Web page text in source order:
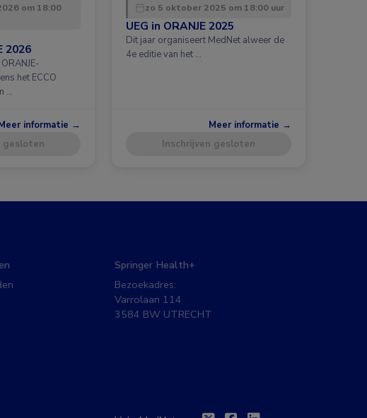
om 18:00
2026
het ECCO
…
informatie →
gesloten
zo 5 oktober 2025 om 18:00 uur
UEG in ORANJE 2025
Dit jaar organiseert MedNet alweer de
4e editie van het …
Meer informatie →
Inschrijven gesloten
Springer Health+
Bezoekadres:
Varrolaan 114
3584 BW UTRECHT